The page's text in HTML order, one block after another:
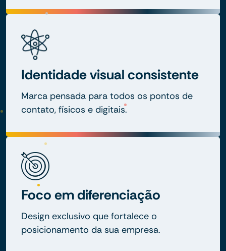
Identidade visual consistente
Marca pensada para todos os pontos de
contato, físicos e digitais.
Foco em diferenciação
Design exclusivo que fortalece o
posicionamento da sua empresa.